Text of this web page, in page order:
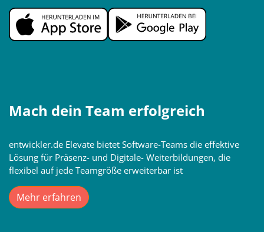
Mach dein Team erfolgreich
entwickler.de Elevate bietet Software-Teams die effektive
Lösung für Präsenz- und Digitale- Weiterbildungen, die
flexibel auf jede Teamgröße erweiterbar ist
Mehr erfahren